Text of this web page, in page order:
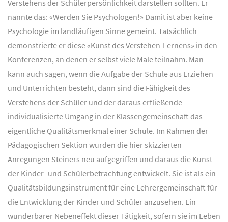
Verstehens der Schülerpersönlichkeit darstellen sollten. Er
nannte das: «Werden Sie Psychologen!» Damit ist aber keine
Psychologie im landläufigen Sinne gemeint. Tatsächlich
demonstrierte er diese «Kunst des Verstehen-Lernens» in den
Konferenzen, an denen er selbst viele Male teilnahm. Man
kann auch sagen, wenn die Aufgabe der Schule aus Erziehen
und Unterrichten besteht, dann sind die Fähigkeit des
Verstehens der Schüler und der daraus erfließende
individualisierte Umgang in der Klassengemeinschaft das
eigentliche Qualitätsmerkmal einer Schule. Im Rahmen der
Pädagogischen Sektion wurden die hier skizzierten
Anregungen Steiners neu aufgegriffen und daraus die Kunst
der Kinder- und Schülerbetrachtung entwickelt. Sie ist als ein
Qualitätsbildungsinstrument für eine Lehrergemeinschaft für
die Entwicklung der Kinder und Schüler anzusehen. Ein
wunderbarer Nebeneffekt dieser Tätigkeit, sofern sie im Leben